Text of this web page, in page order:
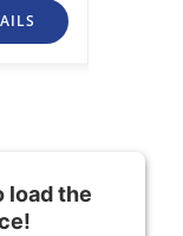
load the